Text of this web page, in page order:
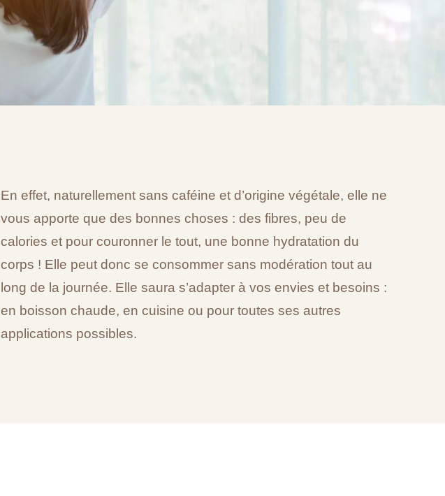
En effet, naturellement sans caféine et d’origine végétale, elle ne
vous apporte que des bonnes choses : des fibres, peu de
calories et pour couronner le tout, une bonne hydratation du
corps ! Elle peut donc se consommer sans modération tout au
long de la journée. Elle saura s’adapter à vos envies et besoins :
en boisson chaude, en cuisine ou pour toutes ses autres
applications possibles.